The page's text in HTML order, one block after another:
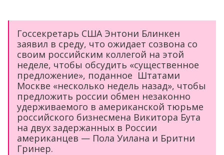
Госсекретарь США Энтони Блинкен
заявил в среду, что ожидает созвона со
своим российским коллегой на этой
неделе, чтобы обсудить «существенное
предложение», поданное Штатами
Москве «несколько недель назад», чтобы
предложить россии обмен незаконно
удерживаемого в американской тюрьме
российского бизнесмена Викитора Бута
на двух задержанных в России
американцев — Пола Уилана и Бритни
Гринер.